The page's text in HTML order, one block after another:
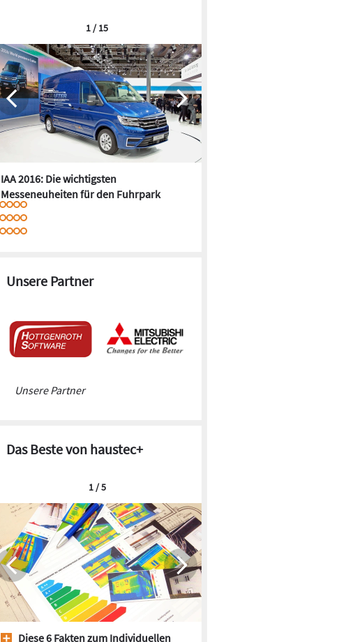
IAA 2016: Die wichtigsten
Messeneuheiten für den Fuhrpark
1 / 15
Unsere Partner
Unsere Partner
Das Beste von haustec+
Diese 6 Fakten zum Individuellen
1 / 5